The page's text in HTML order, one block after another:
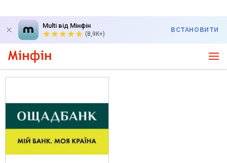
Multi від Мінфін
(8,9K+)
ВСТАНОВИТИ